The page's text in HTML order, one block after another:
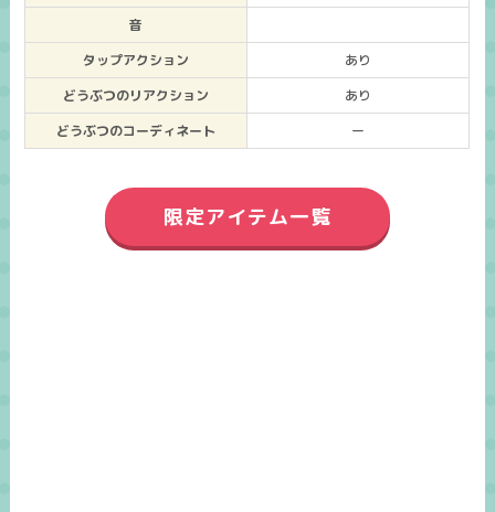
音
タップアクション
あり
どうぶつのリアクション
あり
どうぶつのコーディネート
ー
限定アイテム一覧